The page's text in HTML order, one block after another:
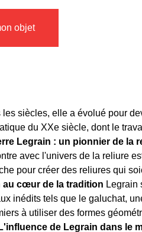
objet
siècles, elle a évolué pour
du XXe siècle, dont le
Legrain : un pionnier de la
avec l'univers de la reliure
pour créer des reliures qui
au cœur de la tradition Legrain
inédits tels que le galuchat,
à utiliser des formes
de Legrain dans le